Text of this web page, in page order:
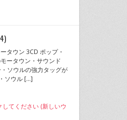
タウン 3CD ポップ・
ータウン・サウンド
ソウルの強力タッグが
ソウル […]
てください (新しいウ